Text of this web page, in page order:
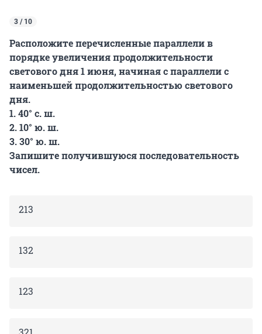
3 / 10
Расположите перечисленные параллели в
порядке увеличения продолжительности
светового дня 1 июня, начиная с параллели с
наименьшей продолжительностью светового
дня.
1. 40° с. ш.
2. 10° ю. ш.
3. 30° ю. ш.
Запишите получившуюся последовательность
чисел.
213
132
123